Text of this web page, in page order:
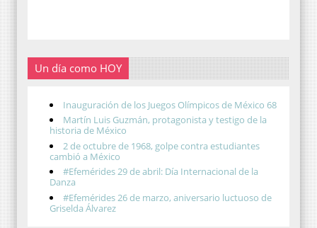
Un día como HOY
Inauguración de los Juegos Olímpicos de México 68
Martín Luis Guzmán, protagonista y testigo de la
historia de México
2 de octubre de 1968, golpe contra estudiantes
cambió a México
#Efemérides 29 de abril: Día Internacional de la
Danza
#Efemérides 26 de marzo, aniversario luctuoso de
Griselda Álvarez